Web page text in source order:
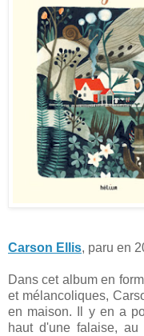
Carson Ellis, paru en
Dans cet album en
et mélancoliques,
en maison. Il y en a
haut d'une falaise,